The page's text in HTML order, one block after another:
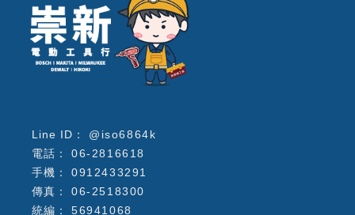
@iso6864k
06-2816618
0912433291
06-2518300
56941068